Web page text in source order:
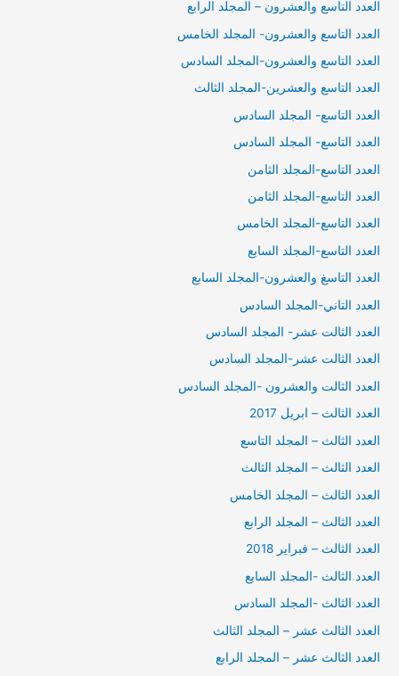
العدد التاسع والعشرون – المجلد الرابع
العدد التاسع والعشرون- المجلد الخامس
العدد التاسع والعشرون-المجلد السادس
العدد التاسع والعشرين-المجلد الثالث
العدد التاسع- المجلد السادس
العدد التاسع- المجلد السادس
العدد التاسع-المجلد الثامن
العدد التاسع-المجلد الثامن
العدد التاسع-المجلد الخامس
العدد التاسع-المجلد السابع
العدد التاسغ والعشرون-المجلد السابع
العدد التاني-المجلد السادس
العدد الثالت عشر- المجلد السادس
العدد الثالت عشر-المجلد السادس
العدد الثالت والعشرون -المجلد السادس
العدد الثالث – ابريل 2017
العدد الثالث – المجلد التاسع
العدد الثالث – المجلد الثالث
العدد الثالث – المجلد الخامس
العدد الثالث – المجلد الرابع
العدد الثالث – فبراير 2018
العدد الثالث -المجلد السابع
العدد الثالث -المجلد السادس
العدد الثالث عشر – المجلد الثالث
العدد الثالث عشر – المجلد الرابع